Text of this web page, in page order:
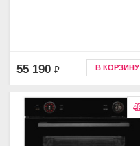
55 190 ₽ В КОРЗИНУ